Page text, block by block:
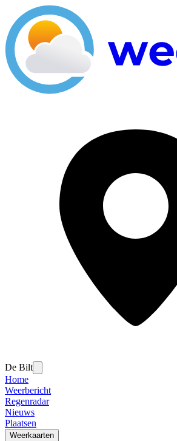
De Bilt
Home
Weerbericht
Regenradar
Nieuws
Plaatsen
Weerkaarten